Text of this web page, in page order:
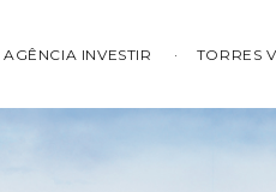
AGÊNCIA INVESTIR TORRES